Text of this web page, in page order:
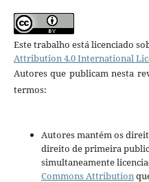
Este trabalho está licenciado
Attribution 4.0 International
Autores que publicam nesta
termos:
Autores mantém os
direito de primeira
simultaneamente
Commons Attribution